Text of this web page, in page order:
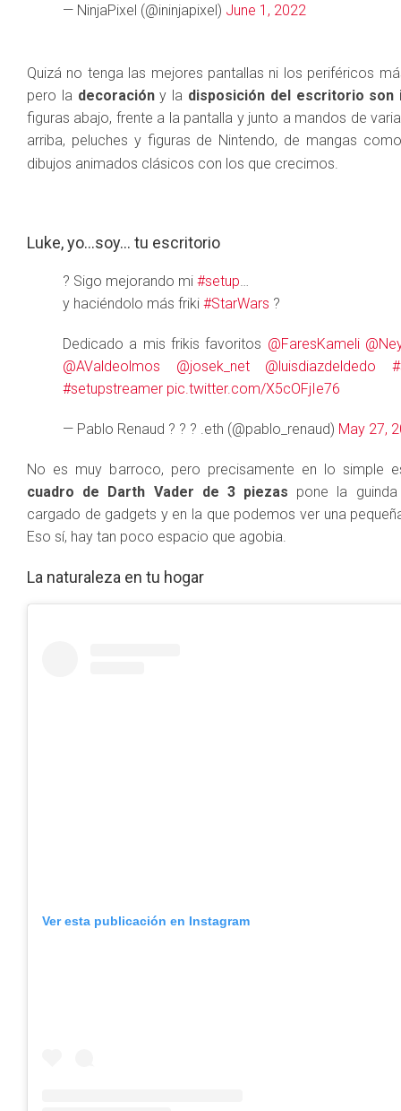
— NinjaPixel (@ininjapixel) June 1, 2022
Quizá no tenga las mejores pantallas ni los periféricos
pero la decoracióny la disposición del escritorio son
figuras abajo, frente a la pantalla y junto a mandos de
arriba, peluches y figuras de Nintendo, de mangas
dibujos animados clásicos con los que crecimos.
Luke, yo…soy… tu escritorio
? Sigo mejorando mi #setup…
y haciéndolo más friki #StarWars ?
Dedicado a mis frikis favoritos @FaresKameli
@AValdeolmos
@josek_net @luisdiazdeldedo
#setupstreamer pic.twitter.com/X5cOFjIe76
— Pablo Renaud ? ? ? .eth (@pablo_renaud) May 27,
No es muy barroco, pero precisamente en lo simple
cuadro de Darth Vader de 3 piezas pone la
cargado de gadgets y en la que podemos ver una
Eso sí, hay tan poco espacio que agobia.
La naturaleza en tu hogar
Ver esta publicación en Instagram